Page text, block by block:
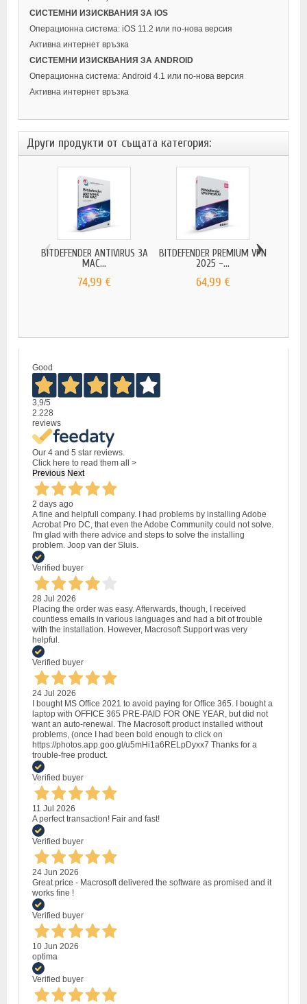
СИСТЕМНИ ИЗИСКВАНИЯ ЗА IOS
Операционна система: iOS 11.2 или по-нова версия
Активна интернет връзка
СИСТЕМНИ ИЗИСКВАНИЯ ЗА ANDROID
Операционна система: Android 4.1 или по-нова версия
Активна интернет връзка
Други продукти от същата категория:
BITDEFENDER ANTIVIRUS ЗА
MAC...
74,99 €
BITDEFENDER PREMIUM VPN
2025 -...
64,99 €
‹ ›
Good
3,9/5
2.228
reviews
Our 4 and 5 star reviews.
Click here to read them all >
Previous Next
2 days ago
A fine and helpfull company. I had problems by installing Adobe
Acrobat Pro DC, that even the Adobe Community could not solve.
I'm glad with there advice and steps to solve the installing
problem. Joop van der Sluis.
Verified buyer
28 Jul 2026
Placing the order was easy. Afterwards, though, I received
countless emails in various languages and had a bit of trouble
with the installation. However, Macrosoft Support was very
helpful.
Verified buyer
24 Jul 2026
I bought MS Office 2021 to avoid paying for Office 365. I bought a
laptop with OFFICE 365 PRE-PAID FOR ONE YEAR, but did not
want an auto-renewal. The Macrosoft product installed without
problems, (once I had been bold enough to click on
https://photos.app.goo.gl/u5mHi1a6RELpDyxx7 Thanks for a
trouble-free product.
Verified buyer
11 Jul 2026
A perfect transaction! Fair and fast!
Verified buyer
24 Jun 2026
Great price - Macrosoft delivered the software as promised and it
works fine !
Verified buyer
10 Jun 2026
optima
Verified buyer